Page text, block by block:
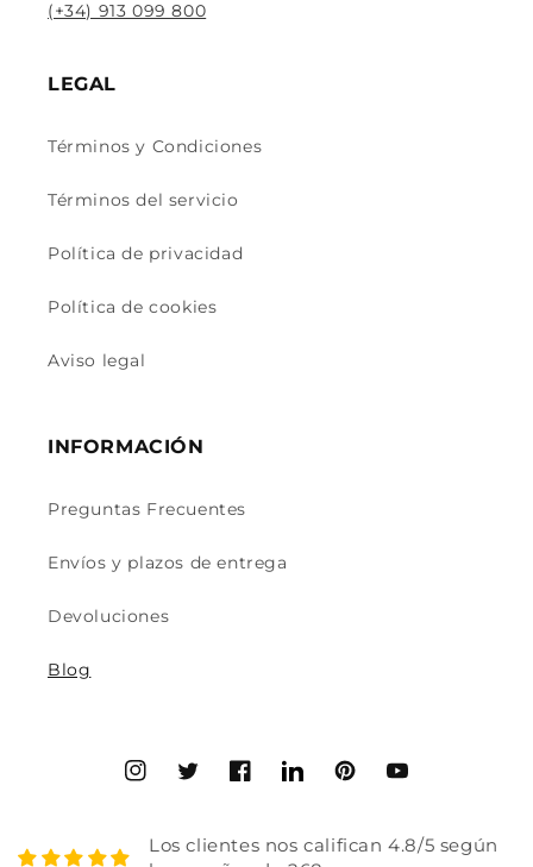
(+34) 913 099 800
LEGAL
Términos y Condiciones
Términos del servicio
Política de privacidad
Política de cookies
Aviso legal
INFORMACIÓN
Preguntas Frecuentes
Envíos y plazos de entrega
Devoluciones
Blog
InstagramTwitterFacebookTranslationPinterestYouTube
Los clientes nos califican 4.8/5 según